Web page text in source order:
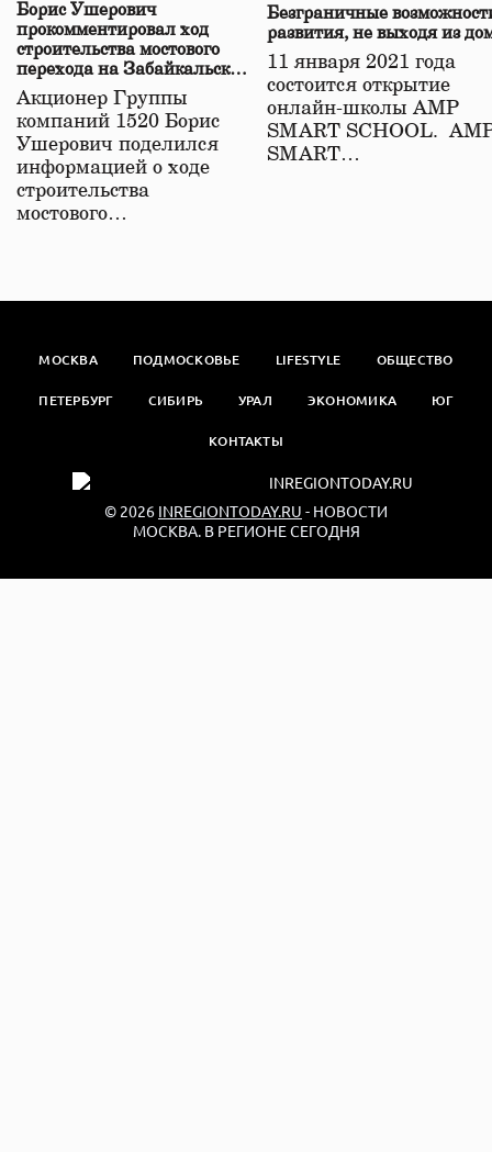
Борис Ушерович
прокомментировал ход
строительства мостового
перехода на Забайкальской
железной дороге
Акционер Группы
компаний 1520 Борис
Ушерович поделился
информацией о ходе
строительства
мостового…
Безграничные
развития, не выходя из
11 января 2021 года
состоится открытие
онлайн-школы АМР
SMART SCHOOL.
SMART…
МОСКВА ПОДМОСКОВЬЕ LIFESTYLE ОБЩЕСТВО
ПЕТЕРБУРГ СИБИРЬ УРАЛ ЭКОНОМИКА ЮГ
КОНТАКТЫ
© 2026 INREGIONTODAY.RU - НОВОСТИ
МОСКВА. В РЕГИОНЕ СЕГОДНЯ